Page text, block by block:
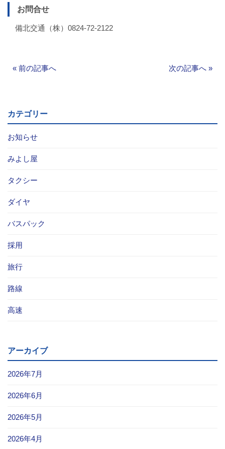
お問合せ
備北交通（株）0824-72-2122
« 前の記事へ 次の記事へ »
カテゴリー
お知らせ
みよし屋
タクシー
ダイヤ
バスパック
採用
旅行
路線
高速
アーカイブ
2026年7月
2026年6月
2026年5月
2026年4月